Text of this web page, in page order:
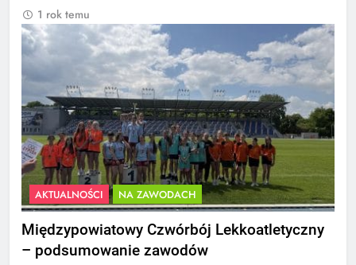
1 rok temu
AKTUALNOŚCI NA ZAWODACH
Międzypowiatowy Czwórbój Lekkoatletyczny
– podsumowanie zawodów